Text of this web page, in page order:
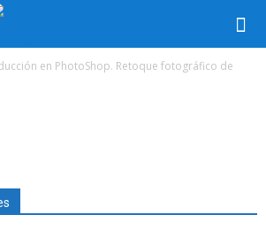
en PhotoShop. Retoque fotográfico de